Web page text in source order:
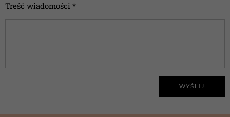
Treść wiadomości *
WYŚLIJ